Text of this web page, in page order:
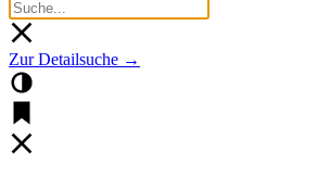
Zur Detailsuche →